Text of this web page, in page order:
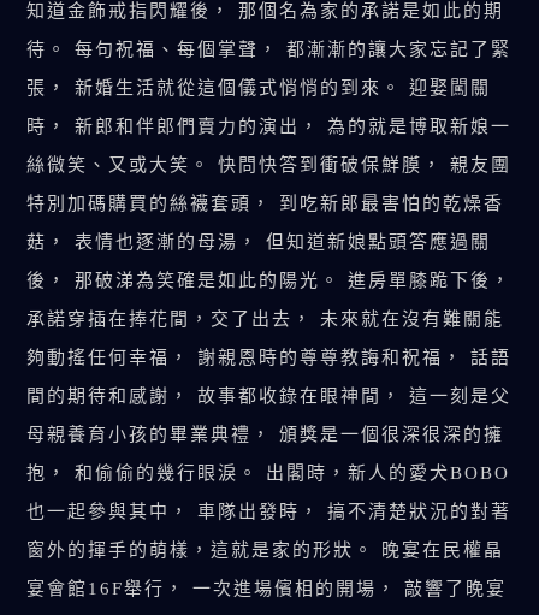
知道金飾戒指閃耀後， 那個名為家的承諾是如此的期
待。 每句祝福、每個掌聲， 都漸漸的讓大家忘記了緊
張， 新婚生活就從這個儀式悄悄的到來。 迎娶闖關
時， 新郎和伴郎們賣力的演出， 為的就是博取新娘一
絲微笑、又或大笑。 快問快答到衝破保鮮膜， 親友團
特別加碼購買的絲襪套頭， 到吃新郎最害怕的乾燥香
菇， 表情也逐漸的母湯， 但知道新娘點頭答應過關
後， 那破涕為笑確是如此的陽光。 進房單膝跪下後，
承諾穿插在捧花間，交了出去， 未來就在沒有難關能
夠動搖任何幸福， 謝親恩時的尊尊教誨和祝福， 話語
間的期待和感謝， 故事都收錄在眼神間， 這一刻是父
母親養育小孩的畢業典禮， 頒獎是一個很深很深的擁
抱， 和偷偷的幾行眼淚。 出閣時，新人的愛犬BOBO
也一起參與其中， 車隊出發時， 搞不清楚狀況的對著
窗外的揮手的萌樣，這就是家的形狀。 晚宴在民權晶
宴會館16F舉行， 一次進場儐相的開場， 敲響了晚宴